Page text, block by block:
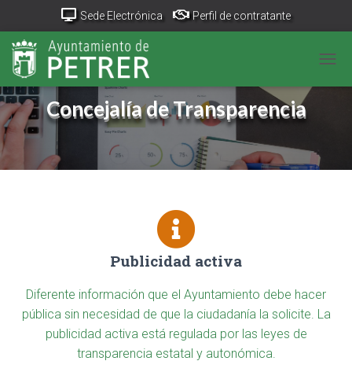
Sede Electrónica Perfil de contratante
Portal Transparencia
Canal de denuncias
Concejalía de Transparencia
Publicidad activa
Diferente información que el Ayuntamiento debe hacer
pública sin necesidad de que la ciudadanía la solicite. La
publicidad activa está regulada por las leyes de
transparencia estatal y autonómica.